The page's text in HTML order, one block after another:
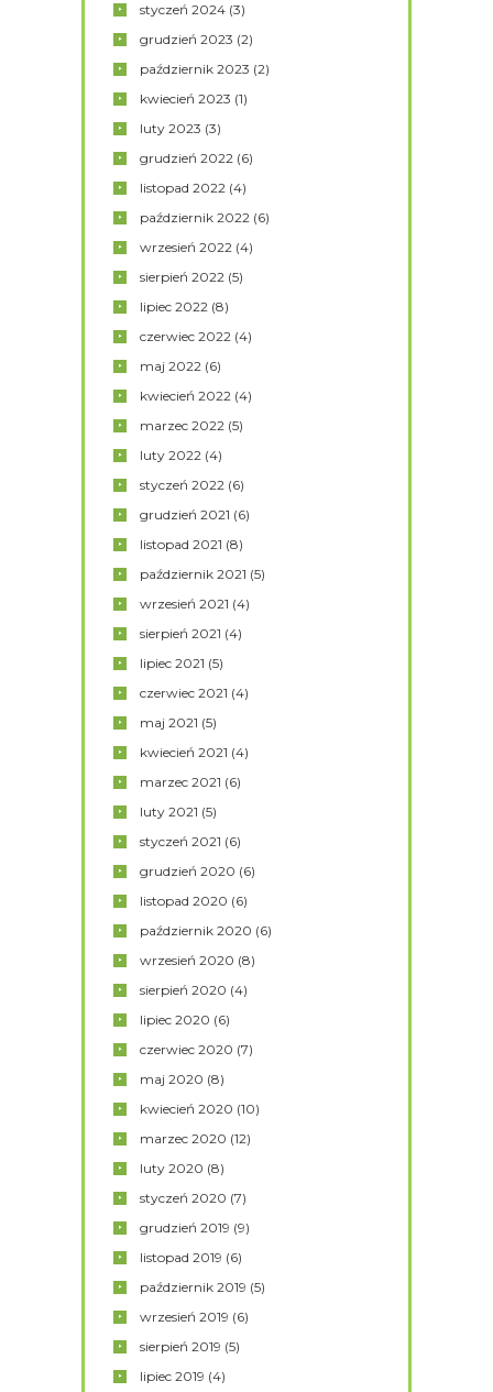
styczeń2024 (3)
grudzień2023 (2)
październik2023 (2)
kwiecień2023 (1)
luty2023 (3)
grudzień2022 (6)
listopad2022 (4)
październik2022 (6)
wrzesień2022 (4)
sierpień2022 (5)
lipiec2022 (8)
czerwiec2022 (4)
maj2022 (6)
kwiecień2022 (4)
marzec2022 (5)
luty2022 (4)
styczeń2022 (6)
grudzień2021 (6)
listopad2021 (8)
październik2021 (5)
wrzesień2021 (4)
sierpień2021 (4)
lipiec2021 (5)
czerwiec2021 (4)
maj2021 (5)
kwiecień2021 (4)
marzec2021 (6)
luty2021 (5)
styczeń2021 (6)
grudzień2020 (6)
listopad2020 (6)
październik2020 (6)
wrzesień2020 (8)
sierpień2020 (4)
lipiec2020 (6)
czerwiec2020 (7)
maj2020 (8)
kwiecień2020 (10)
marzec2020 (12)
luty2020 (8)
styczeń2020 (7)
grudzień2019 (9)
listopad2019 (6)
październik2019 (5)
wrzesień2019 (6)
sierpień2019 (5)
lipiec2019 (4)